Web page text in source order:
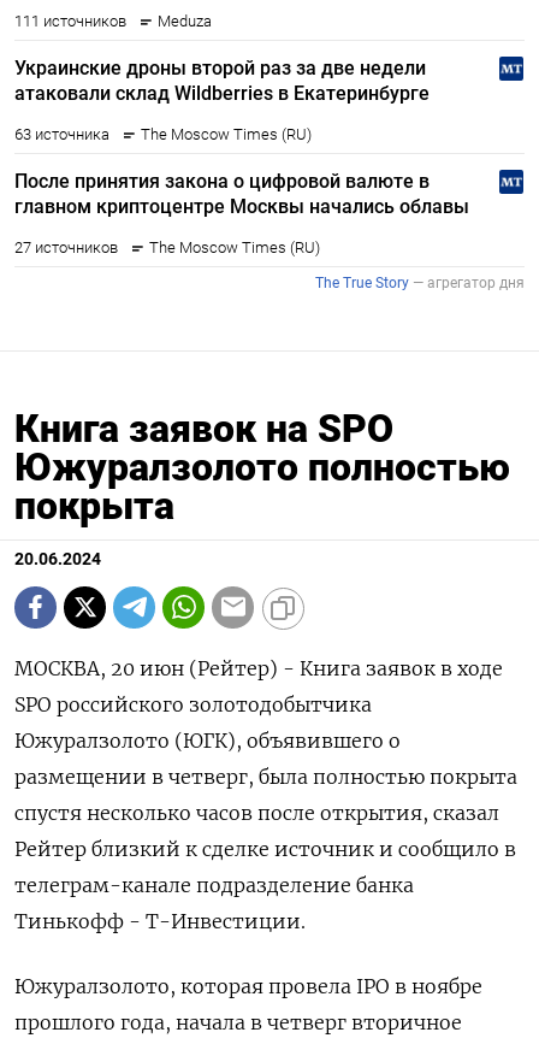
Книга заявок на SPO
Южуралзолото полностью
покрыта
20.06.2024
МОСКВА, 20 июн (Рейтер) - Книга заявок в ходе
SPO российского золотодобытчика
Южуралзолото (ЮГК), объявившего о
размещении в четверг, была полностью покрыта
спустя несколько часов после открытия, сказал
Рейтер близкий к сделке источник и сообщило в
телеграм-канале подразделение банка
Тинькофф - Т-Инвестиции.
Южуралзолото, которая провела IPO в ноябре
прошлого года, начала в четверг вторичное